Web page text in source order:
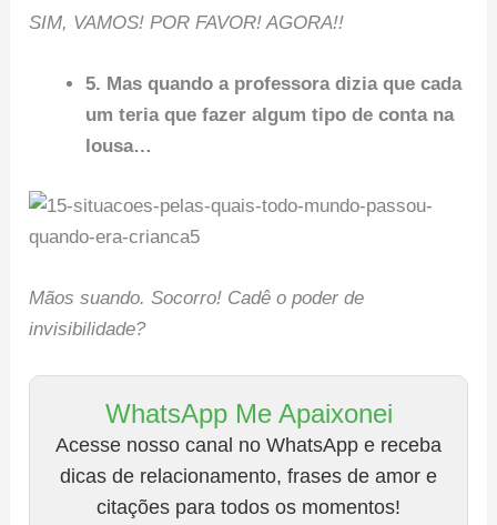
SIM, VAMOS! POR FAVOR! AGORA!!
5. Mas quando a professora dizia que cada
um teria que fazer algum tipo de conta na
lousa…
Mãos suando. Socorro! Cadê o poder de
invisibilidade?
WhatsApp Me Apaixonei
Acesse nosso canal no WhatsApp e receba
dicas de relacionamento, frases de amor e
citações para todos os momentos!